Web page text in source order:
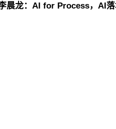
晨龙：AI for Process，AI